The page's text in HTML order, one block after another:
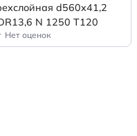
d560x41,2
N 1250 Т120
Нет оценок